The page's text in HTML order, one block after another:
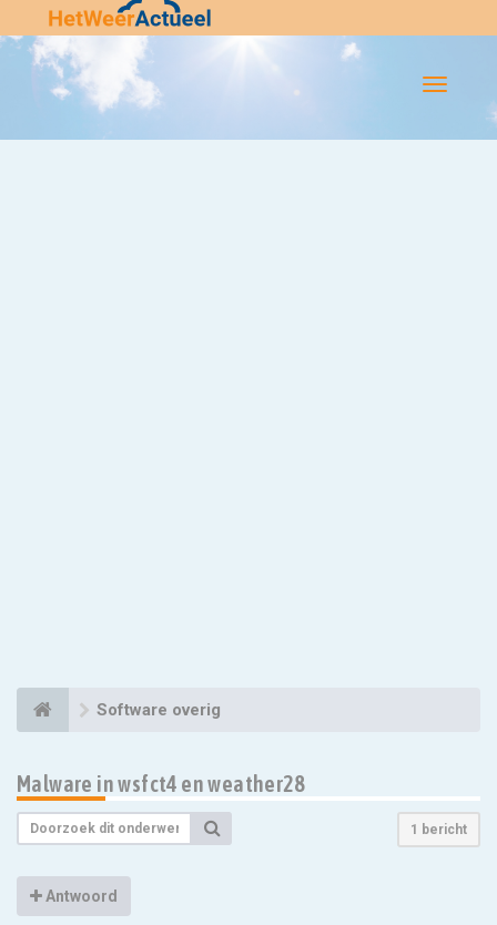
Flip-
Software overig
Malware in wsfct4 en weather28
1 bericht
Antwoord